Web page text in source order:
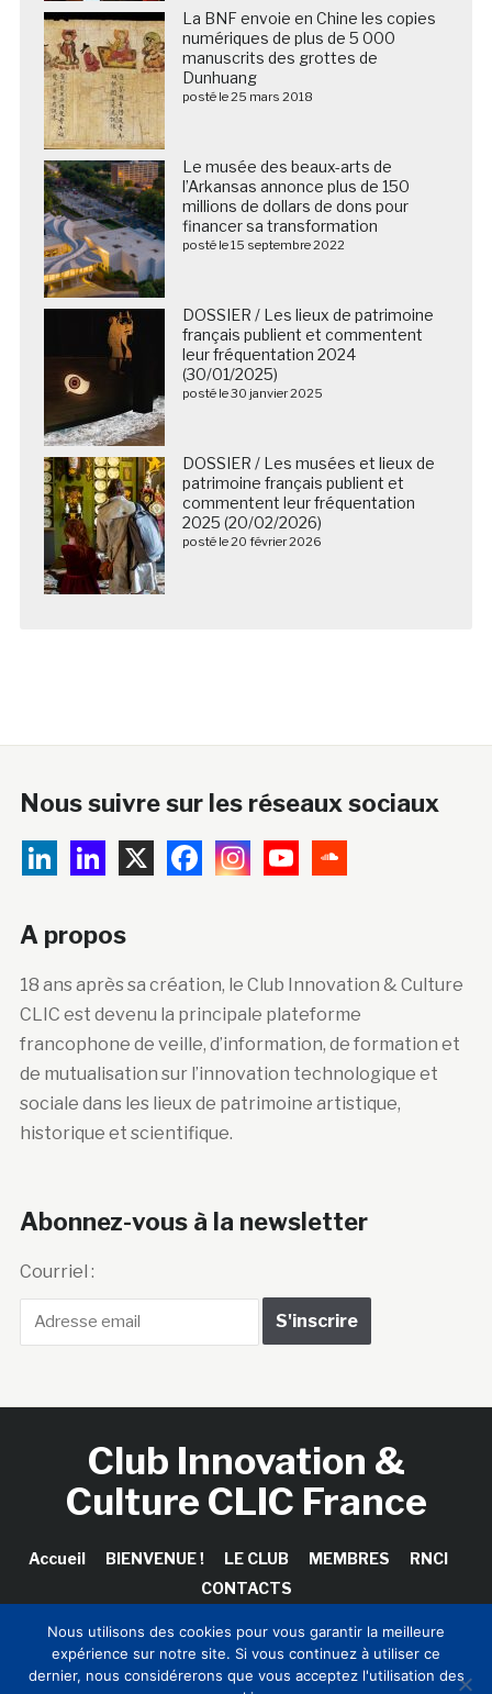
La BNF envoie en Chine les copies
numériques de plus de 5 000
manuscrits des grottes de
Dunhuang
posté le 25 mars 2018
Le musée des beaux-arts de
l’Arkansas annonce plus de 150
millions de dollars de dons pour
financer sa transformation
posté le 15 septembre 2022
DOSSIER / Les lieux de patrimoine
français publient et commentent
leur fréquentation 2024
(30/01/2025)
posté le 30 janvier 2025
DOSSIER / Les musées et lieux de
patrimoine français publient et
commentent leur fréquentation
2025 (20/02/2026)
posté le 20 février 2026
Nous suivre sur les réseaux sociaux
A propos
18 ans après sa création, le Club Innovation & Culture
CLIC est devenu la principale plateforme
francophone de veille, d’information, de formation et
de mutualisation sur l’innovation technologique et
sociale dans les lieux de patrimoine artistique,
historique et scientifique.
Abonnez-vous à la newsletter
Courriel :
Club Innovation &
Culture CLIC France
Accueil BIENVENUE ! LE CLUB MEMBRES
RNCI
CONTACTS
Copyright © 2026 Club Innovation & Culture CLIC France /
Nous utilisons des cookies pour vous garantir la meilleure
expérience sur notre site. Si vous continuez à utiliser ce
dernier, nous considérerons que vous acceptez l'utilisation des